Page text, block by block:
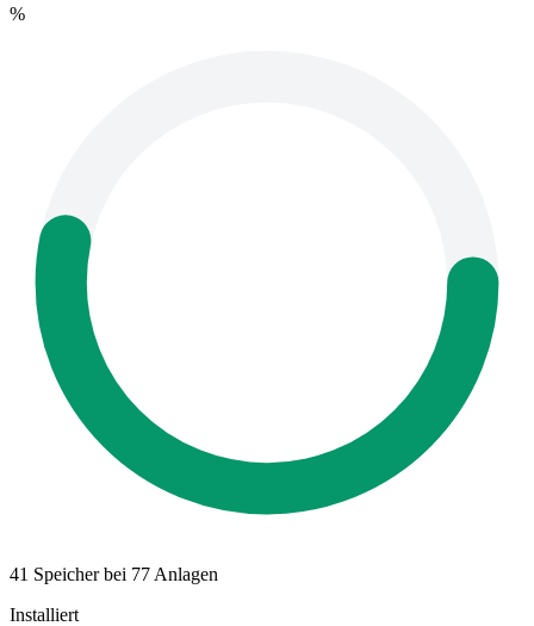
%
41 Speicher bei 77 Anlagen
Installiert